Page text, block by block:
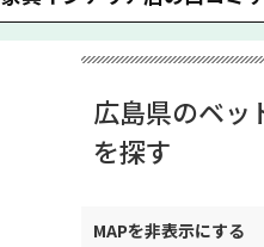
広島県のベッ
を探す